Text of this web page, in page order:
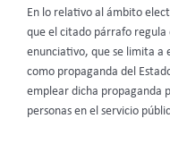
En lo relativo al ámbito
que el citado párrafo regula
enunciativo, que se limita a
como propaganda del
emplear dicha propaganda
personas en el servicio